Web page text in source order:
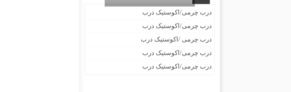
درب چرمی/اکوستیک درب
درب چرمی/اکوستیک درب
درب چرمی /اکوستیک درب
درب چرمی/اکوستیک درب
درب چرمی/اکوستیک درب